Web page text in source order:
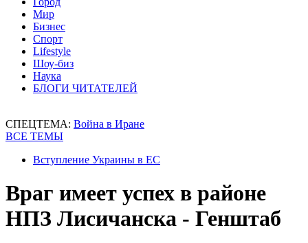
Мир
Бизнес
Спорт
Lifestyle
Шоу-биз
Наука
БЛОГИ ЧИТАТЕЛЕЙ
СПЕЦТЕМА: Война в Иране
ВСЕ ТЕМЫ
Вступление Украины в ЕС
Враг имеет успех в районе
НПЗ Лисичанска - Генштаб